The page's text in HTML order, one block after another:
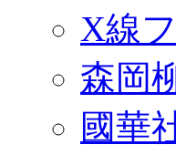
X線
森岡
國華